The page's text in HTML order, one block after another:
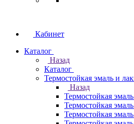
Кабинет
Каталог
Назад
Каталог
Термостойкая эмаль и
Назад
Термостойкая
Термостойкая
Термостойкая